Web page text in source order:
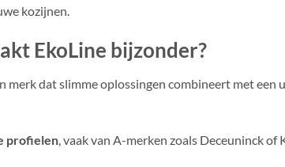
kozijnen.
EkoLine bijzonder?
merk dat slimme oplossingen combineert met
profielen , vaak van A-merken zoals Deceuninck of